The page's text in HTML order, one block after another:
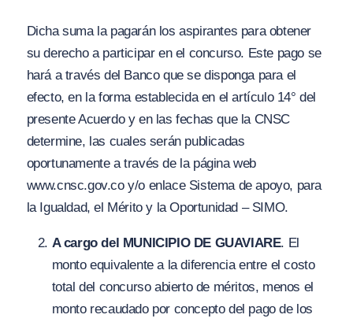
Dicha suma la pagarán los aspirantes para obtener
su derecho a participar en el concurso. Este pago se
hará a través del Banco que se disponga para el
efecto, en la forma establecida en el artículo 14° del
presente Acuerdo y en las fechas que la CNSC
determine, las cuales serán publicadas
oportunamente a través de la página web
www.cnsc.gov.co y/o enlace Sistema de apoyo, para
la Igualdad, el Mérito y la Oportunidad – SIMO.
A cargo del MUNICIPIO DE GUAVIARE. El
monto equivalente a la diferencia entre el costo
total del concurso abierto de méritos, menos el
monto recaudado por concepto del pago de los